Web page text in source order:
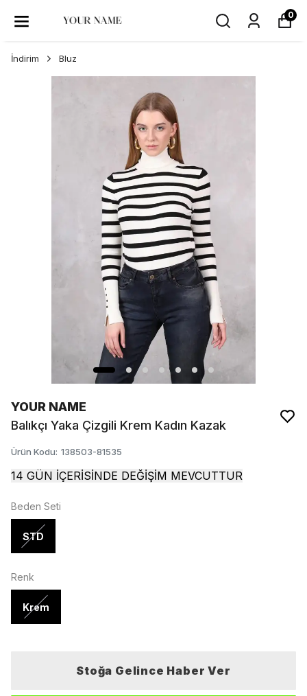
0
İndirim Bluz
YOUR NAME
Balıkçı Yaka Çizgili Krem Kadın Kazak
Ürün Kodu: 138503-81535
14 GÜN İÇERİSİNDE DEĞİŞİM MEVCUTTUR
Beden Seti
STD
Renk
Krem
Stoğa Gelince Haber Ver